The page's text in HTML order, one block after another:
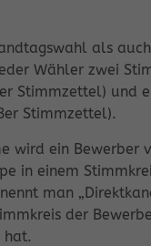
als
Wähler zwei
Stimmzettel) und
Stimmzettel).
wird ein Bewerber
in einem
man
der
hat.